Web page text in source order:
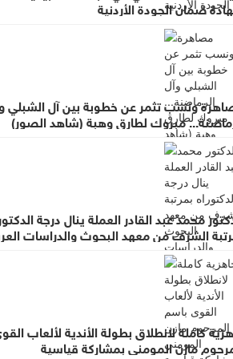
ضمان الجودة الأردنية
ونسب تثمر عن خطوبة بين آل الشبلي
مبروك لطارق وهبة (شاهد الصور)
محمد عبد القادر العملة ينال درجة
الشرف من معهد البحوث والدراسات
كاملة لانطلاق بطولة الأندية لألعاب
مازن المومني بمشاركة قياسية